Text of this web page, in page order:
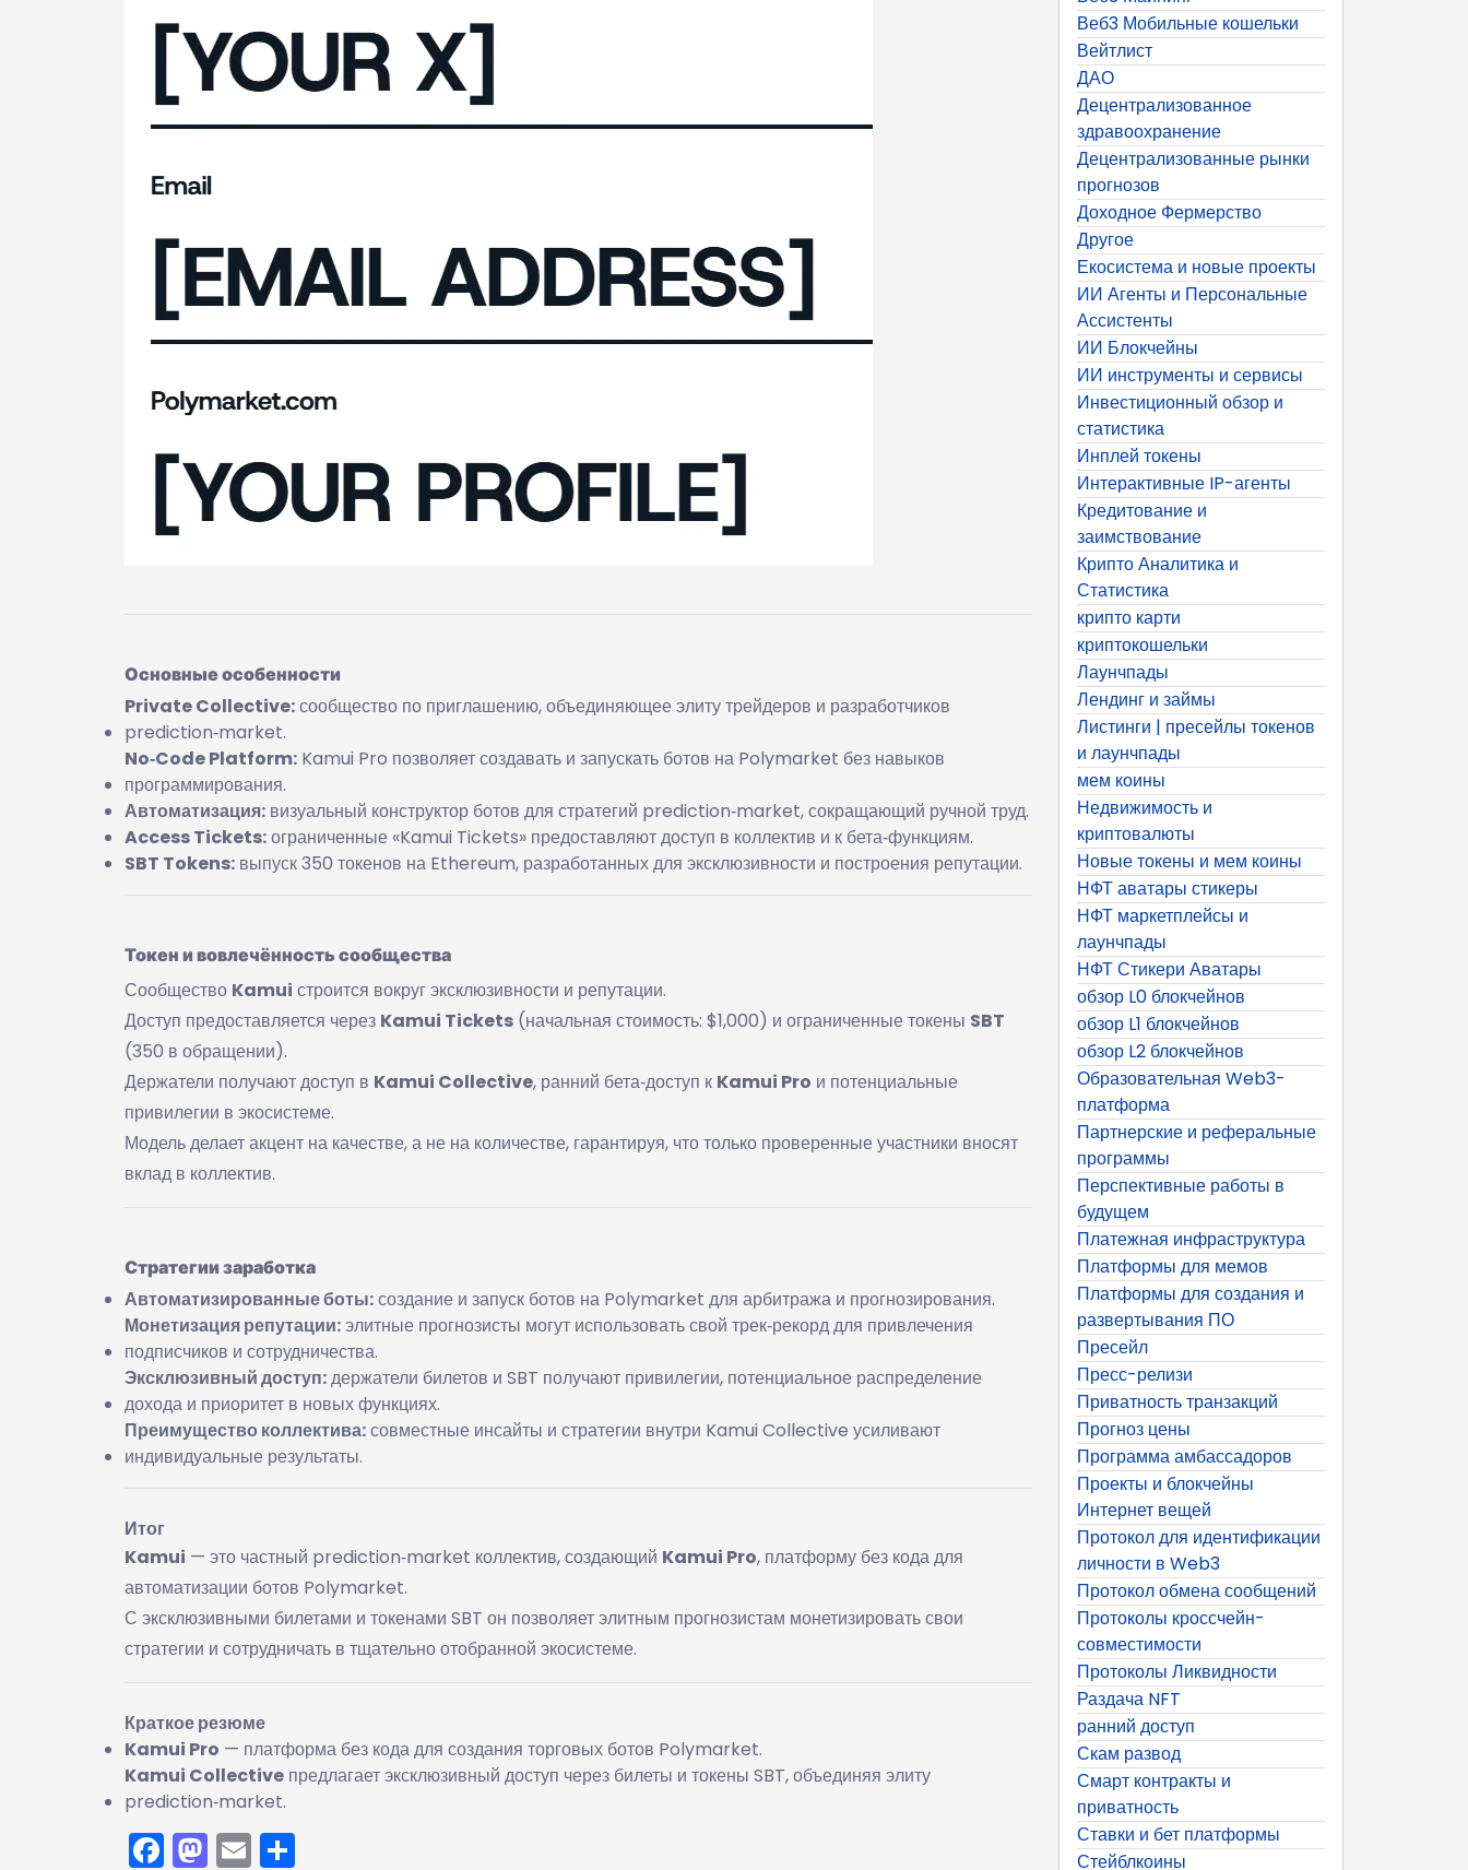
Основные особенности
Private Collective:сообщество по приглашению, объединяющее элиту трейдеров и разработчиков
prediction‑market.
No‑Code Platform: Kamui Pro позволяет создавать и запускать ботов на Polymarket без навыков
программирования.
Автоматизация: визуальный конструктор ботов для стратегий prediction‑market, сокращающий ручной труд.
Access Tickets:ограниченные «Kamui Tickets» предоставляют доступ в коллектив и к бета‑функциям.
SBT Tokens: выпуск 350 токенов на Ethereum, разработанных для эксклюзивности и построения репутации.
Токен и вовлечённость сообщества
Сообщество Kamui строится вокруг эксклюзивности и репутации.
Доступ предоставляется через Kamui Tickets (начальная стоимость: $1,000) и ограниченные токены SBT
(350 в обращении).
Держатели получают доступ в Kamui Collective, ранний бета‑доступ к Kamui Pro и потенциальные
привилегии в экосистеме.
Модель делает акцент на качестве, а не на количестве, гарантируя, что только проверенные участники вносят
вклад в коллектив.
Стратегии заработка
Автоматизированные боты:создание и запуск ботов на Polymarket для арбитража и прогнозирования.
Монетизация репутации:элитные прогнозисты могут использовать свой трек‑рекорд для привлечения
подписчиков и сотрудничества.
Эксклюзивный доступ:держатели билетов и SBT получают привилегии, потенциальное распределение
дохода и приоритет в новых функциях.
Преимущество коллектива:совместные инсайты и стратегии внутри Kamui Collective усиливают
индивидуальные результаты.
Итог
Kamui — это частный prediction‑market коллектив, создающий Kamui Pro, платформу без кода для
автоматизации ботов Polymarket.
С эксклюзивными билетами и токенами SBT он позволяет элитным прогнозистам монетизировать свои
стратегии и сотрудничать в тщательно отобранной экосистеме.
Краткое резюме
Kamui Pro — платформа без кода для создания торговых ботов Polymarket.
Kamui Collective предлагает эксклюзивный доступ через билеты и токены SBT, объединяя элиту
prediction‑market.
Facebook
Mastodon
Email
Веб3 Мобильные кошельки
Вейтлист
ДАО
Децентрализованное
здравоохранение
Децентрализованные рынки
прогнозов
Доходное Фермерство
Другое
Екосистема и новые проекты
ИИ Агенты и Персональные
Ассистенты
ИИ Блокчейны
ИИ инструменты и сервисы
Инвестиционный обзор и
статистика
Инплей токены
Интерактивные IP-агенты
Кредитование и
заимствование
Крипто Аналитика и
Статистика
крипто карти
криптокошельки
Лаунчпады
Лендинг и займы
Листинги | пресейлы токенов
и лаунчпады
мем коины
Недвижимость и
криптовалюты
Новые токены и мем коины
НФТ аватары стикеры
НФТ маркетплейсы и
лаунчпады
НФТ Стикери Аватары
обзор L0 блокчейнов
обзор L1 блокчейнов
обзор L2 блокчейнов
Образовательная Web3-
платформа
Партнерские и реферальные
программы
Перспективные работы в
будущем
Платежная инфраструктура
Платформы для мемов
Платформы для создания и
развертывания ПО
Пресейл
Пресс-релизи
Приватность транзакций
Прогноз цены
Программа амбассадоров
Проекты и блокчейны
Интернет вещей
Протокол для идентификации
личности в Web3
Протокол обмена сообщений
Протоколы кроссчейн-
совместимости
Протоколы Ликвидности
Раздача NFT
ранний доступ
Скам развод
Смарт контракты и
приватность
Ставки и бет платформы
Стейблкоины